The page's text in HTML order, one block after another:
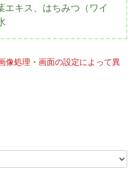
キス、はちみつ（ワイ
像処理・画面の設定によって異